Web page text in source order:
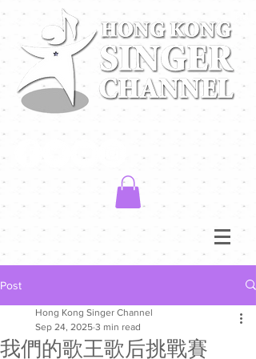
Post
我們的歌王歌后挑戰賽
Hong Kong Singer Channel
Sep 24, 2025 3 min read